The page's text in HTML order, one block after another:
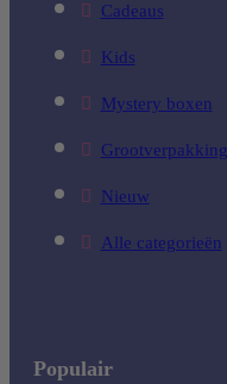
Cadeaus
Kids
Mystery boxen
Grootverpakking
Nieuw
Alle categorieën
Populair